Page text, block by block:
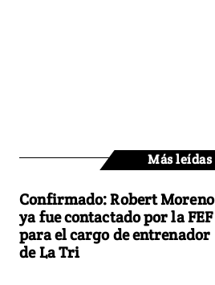
Más leídas
Confirmado: Robert Moreno
ya fue contactado por la FEF
para el cargo de entrenador
de La Tri